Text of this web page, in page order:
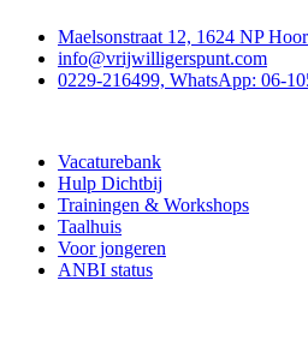
Maelsonstraat 12, 1624 NP
info@vrijwilligerspunt.com
0229-216499, WhatsApp: 06-
Vacaturebank
Hulp Dichtbij
Trainingen & Workshops
Taalhuis
Voor jongeren
ANBI status